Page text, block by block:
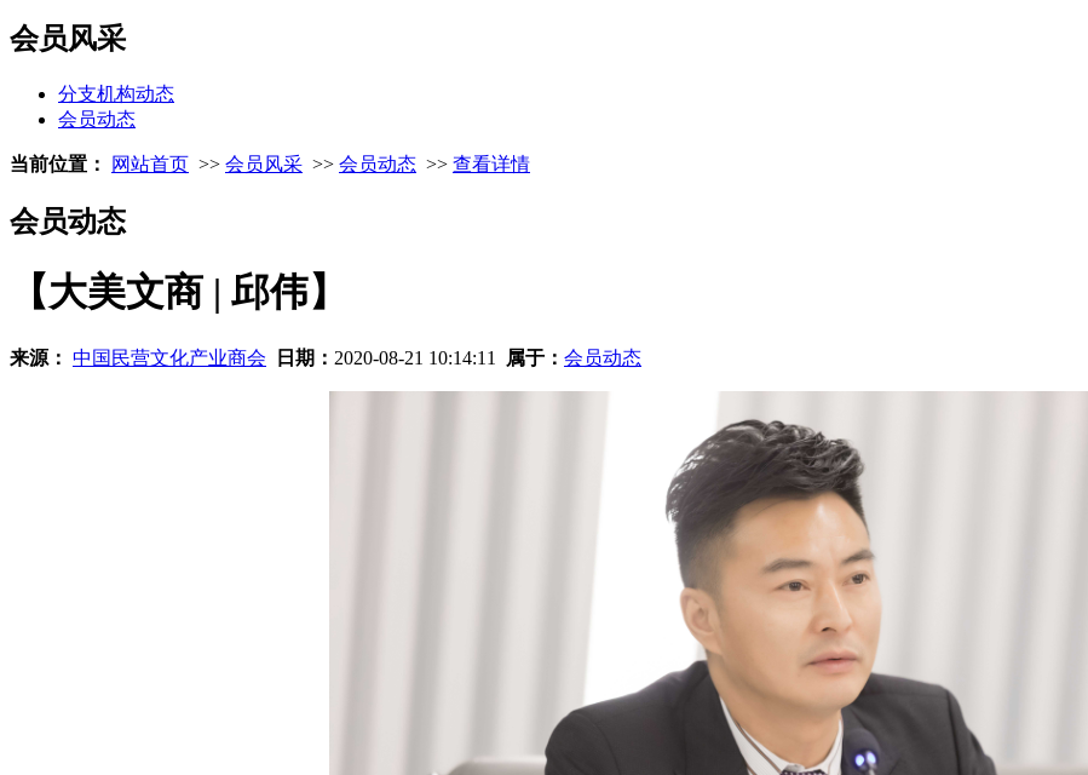
会员风采
分支机构动态
会员动态
当前位置： 网站首页 >> 会员风采 >> 会员动态 >> 查看详情
会员动态
【大美文商 | 邱伟】
来源： 中国民营文化产业商会 日期： 2020-08-21 10:14:11 属于： 会员动态